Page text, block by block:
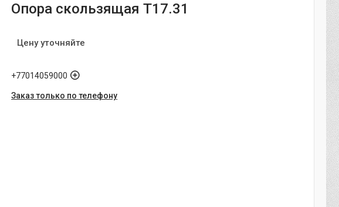
Опора скользящая Т17.31
Цену уточняйте
+77014059000
Заказ только по телефону